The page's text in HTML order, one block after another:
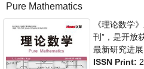
Pure Mathematics
《理论数学
刊”，是开放
最新研究进
刊支持思想
ISSN Print: